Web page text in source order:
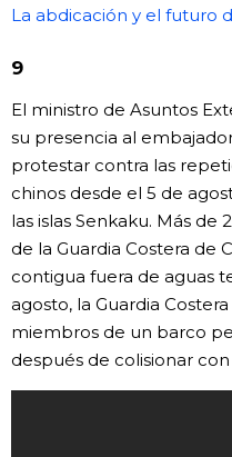
La abdicación y el futuro
9
El ministro de Asuntos
su presencia al
protestar contra las
chinos desde el 5 de
las islas Senkaku. Más
de la Guardia Costera de
contigua fuera de aguas
agosto, la Guardia
miembros de un barco
después de colisionar